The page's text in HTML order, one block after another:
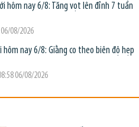
hôm nay 6/8: Tăng vọt lên đỉnh 7 tuần
08/2026
nay 6/8: Giằng co theo biên độ hẹp
06/08/2026